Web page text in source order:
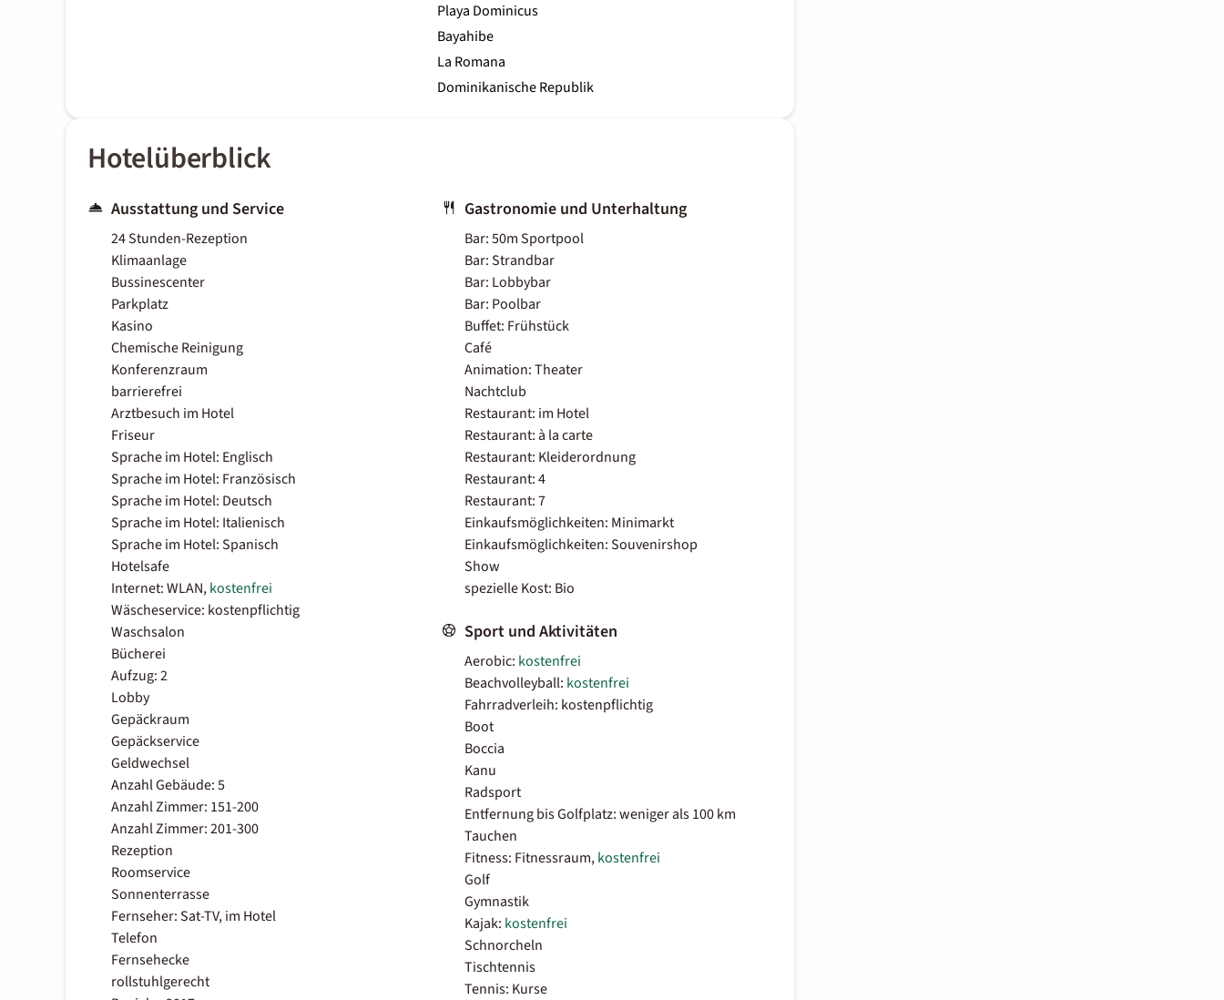
Playa Dominicus
Bayahibe
La Romana
Dominikanische Republik
Hotelüberblick
Ausstattung und Service
24 Stunden-Rezeption
Klimaanlage
Bussinescenter
Parkplatz
Kasino
Chemische Reinigung
Konferenzraum
barrierefrei
Arztbesuch im Hotel
Friseur
Sprache im Hotel: Englisch
Sprache im Hotel: Französisch
Sprache im Hotel: Deutsch
Sprache im Hotel: Italienisch
Sprache im Hotel: Spanisch
Hotelsafe
Internet: WLAN,kostenfrei
Wäscheservice: kostenpflichtig
Waschsalon
Bücherei
Aufzug: 2
Lobby
Gepäckraum
Gepäckservice
Geldwechsel
Anzahl Gebäude: 5
Anzahl Zimmer: 151-200
Anzahl Zimmer: 201-300
Rezeption
Roomservice
Sonnenterrasse
Fernseher: Sat-TV, im Hotel
Telefon
Fernsehecke
rollstuhlgerecht
Gastronomie und Unterhaltung
Bar: 50m Sportpool
Bar: Strandbar
Bar: Lobbybar
Bar: Poolbar
Buffet: Frühstück
Café
Animation: Theater
Nachtclub
Restaurant: im Hotel
Restaurant: à la carte
Restaurant: Kleiderordnung
Restaurant: 4
Restaurant: 7
Einkaufsmöglichkeiten: Minimarkt
Einkaufsmöglichkeiten: Souvenirshop
Show
spezielle Kost: Bio
Sport und Aktivitäten
Aerobic: kostenfrei
Beachvolleyball: kostenfrei
Fahrradverleih: kostenpflichtig
Boot
Boccia
Kanu
Radsport
Entfernung bis Golfplatz: weniger als 100 km
Tauchen
Fitness: Fitnessraum,kostenfrei
Golf
Gymnastik
Kajak: kostenfrei
Schnorcheln
Tischtennis
Tennis: Kurse